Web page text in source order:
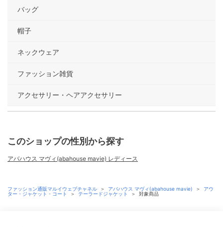
バッグ
帽子
ネックウェア
ファッション雑貨
アクセサリー・ヘアアクセサリー
このショップの性別から探す
アバハウス マヴィ(abahouse mavie) レディース
ファッション通販マルイウェブチャネル ＞ アバハウス マヴィ(abahouse mavie) ＞
アウ
ター・ジャケット・コート
＞ テーラードジャケット ＞ 対象商品